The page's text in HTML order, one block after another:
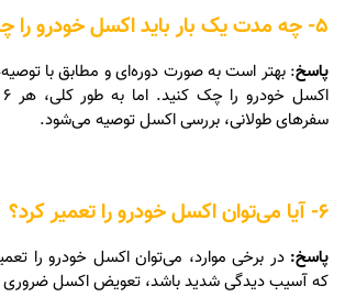
5- چه مدت یک بار باید اکسل خودرو را چک کرد؟
پاسخ: بهتر است به صورت دوره‌ای و مطابق با
سفرهای طولانی، بررسی اکسل توصیه می‌شود.
6- آیا می‌توان اکسل خودرو را تعمیر کرد؟
پاسخ: در برخی موارد، می‌توان اکسل خودرو را
که آسیب دیدگی شدید باشد، تعویض اکسل